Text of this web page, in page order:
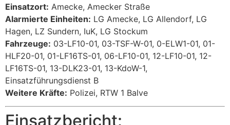
Einsatzort: Amecke, Amecker Straße
Alarmierte Einheiten: LG Amecke, LG Allendorf, LG
Hagen, LZ Sundern, IuK, LG Stockum
Fahrzeuge: 03-LF10-01, 03-TSF-W-01, 0-ELW1-01, 01-
HLF20-01, 01-LF16TS-01, 06-LF10-01, 12-LF10-01, 12-
LF16TS-01, 13-DLK23-01, 13-KdoW-1,
Einsatzführungsdienst B
Weitere Kräfte: Polizei, RTW 1 Balve
Einsatzbericht: